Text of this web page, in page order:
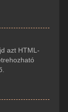
azt HTML-